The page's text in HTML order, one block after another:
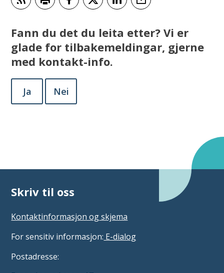
Fann du det du leita etter? Vi er
glade for tilbakemeldingar, gjerne
med kontakt-info.
Ja Nei
Skriv til oss
Kontaktinformasjon og skjema
For sensitiv informasjon: E-dialog
Postadresse: